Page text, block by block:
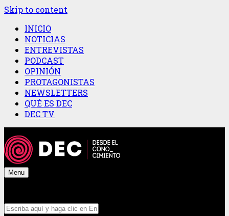
Skip to content
INICIO
NOTICIAS
ENTREVISTAS
PODCAST
OPINIÓN
PROTAGONISTAS
NEWSLETTERS
QUÉ ES DEC
DEC TV
Menu